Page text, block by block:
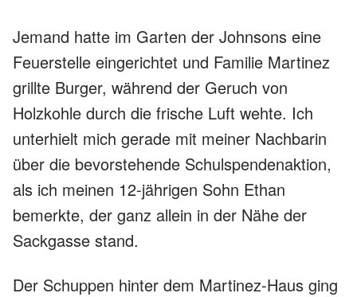
Jemand hatte im Garten der Johnsons eine
Feuerstelle eingerichtet und Familie Martinez
grillte Burger, während der Geruch von
Holzkohle durch die frische Luft wehte. Ich
unterhielt mich gerade mit meiner Nachbarin
über die bevorstehende Schulspendenaktion,
als ich meinen 12-jährigen Sohn Ethan
bemerkte, der ganz allein in der Nähe der
Sackgasse stand.
Der Schuppen hinter dem Martinez-Haus ging